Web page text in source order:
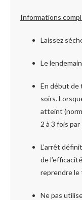
Informations
Laissez
Le
En début de
soirs.
atteint
2 à 3 fois par
L’arrêt
de
reprendre le
Ne pas